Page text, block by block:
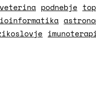
veterina podnebje